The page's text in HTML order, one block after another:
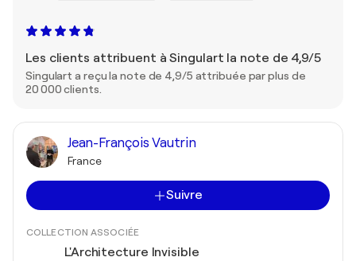
Les clients attribuent à Singulart la note de 4,9/5
Singulart a reçu la note de 4,9/5 attribuée par plus de
20 000 clients.
Jean-François Vautrin
France
Suivre
COLLECTION ASSOCIÉE
L'Architecture Invisible